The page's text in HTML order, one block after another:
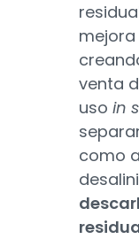
venta
uso in
como